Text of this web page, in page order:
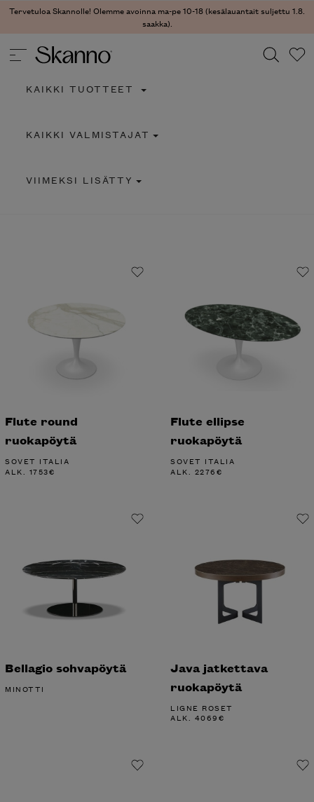
Tervetuloa Skannolle! Olemme avoinna ma-pe 10-18 (kesälauantait suljettu 1.8.
saakka).
Type 2 or more characters for results.
KAIKKI TUOTTEET
KAIKKI VALMISTAJAT
VIIMEKSI LISÄTTY
Flute round
ruokapöytä
SOVET ITALIA
ALK. 1753€
Flute ellipse
ruokapöytä
SOVET ITALIA
ALK. 2276€
Bellagio sohvapöytä
MINOTTI
Java jatkettava
ruokapöytä
LIGNE ROSET
ALK. 4069€